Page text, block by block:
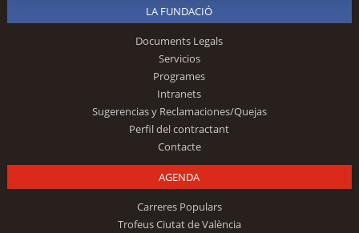
LA FUNDACIÓ
Documents Legals
Servicios
Programes
Intranets
Sugerencias y Reclamaciones/Quejas
Perfil del contractant
Contacte
AGENDA
Carreres Populars
Trofeus Ciutat de València